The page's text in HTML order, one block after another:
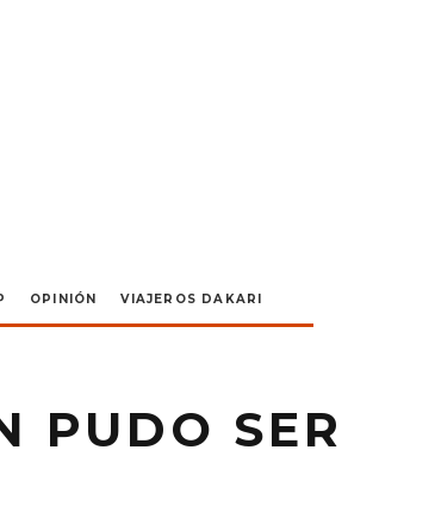
OPINIÓN VIAJEROS DAKARI
PUDO SER